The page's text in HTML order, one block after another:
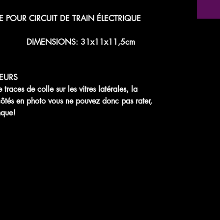
CIRCUIT DE TRAIN ÉLECTRIQUE
DIMENSIONS: 31x11x11,5cm
traces de colle sur les vitres latérales, la
en photo vous ne pouvez donc pas rater,